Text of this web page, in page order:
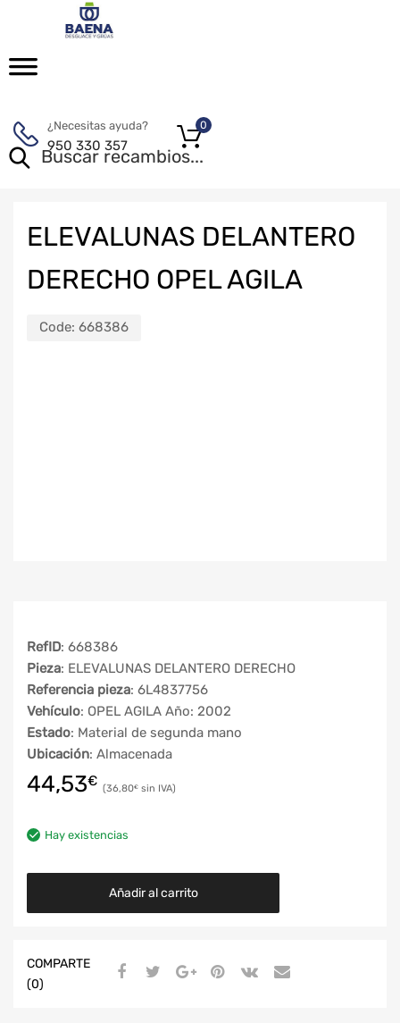
¿Necesitas ayuda?
950 330 357
0
ELEVALUNAS DELANTERO
DERECHO OPEL AGILA
Code: 668386
RefID: 668386
Pieza: ELEVALUNAS DELANTERO DERECHO
Referencia pieza: 6L4837756
Vehículo: OPEL AGILA Año: 2002
Estado: Material de segunda mano
Ubicación: Almacenada
44,53€ 36,80€
Hay existencias
Añadir al carrito
COMPARTE
(0)